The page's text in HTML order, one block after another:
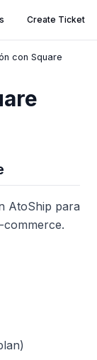
Create Ticket
con Square
AtoShip para
commerce.